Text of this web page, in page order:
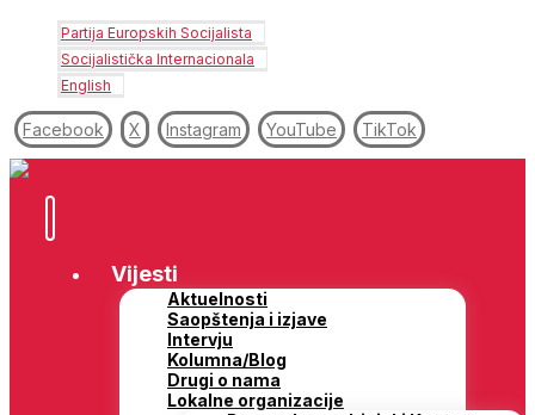
Partija Europskih Socijalista
Socijalistička Internacionala
English
Facebook X Instagram YouTube TikTok
Vijesti
Aktuelnosti
Saopštenja i izjave
Intervju
Kolumna/Blog
Drugi o nama
Lokalne organizacije